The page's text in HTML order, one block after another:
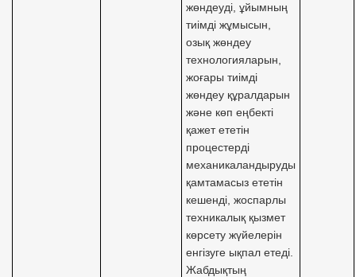
жөндеуді, ұйымның
тиімді жұмысын,
озық жөндеу
технологияларын,
жоғары тиімді
жөндеу құралдарын
және көп еңбекті
қажет ететін
процестерді
механикаландыруды
қамтамасыз ететін
кешенді, жоспарлы
техникалық қызмет
көрсету жүйелерін
енгізуге ықпал етеді.
Жабдықтың